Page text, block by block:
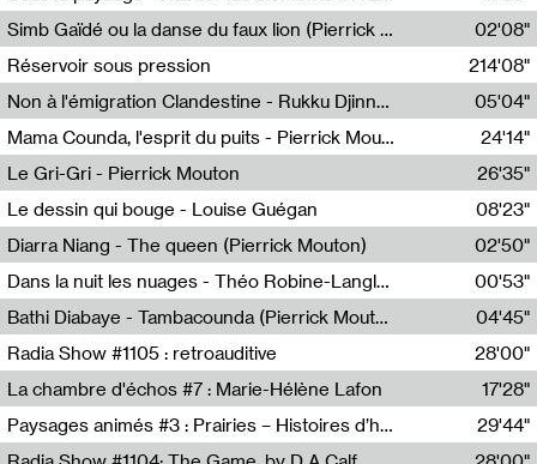
Nastassja Martin
Simb Gaïdé ou la danse du faux lion (Pierrick Mouton)
Pierrick Mouton,Simb Gaïdé
02'08"
Réservoir sous pression
214'08"
Non à l'émigration Clandestine - Rukku Djinne Squad (Eden Tinto Collins)
Eden Tinto Collins,Rukku Djinne
05'04"
Mama Counda, l'esprit du puits - Pierrick Mouton
Pierrick Mouton
24'14"
Le Gri-Gri - Pierrick Mouton
Pierrick Mouton
26'35"
Le dessin qui bouge - Louise Guégan
Louise Guégan
08'23"
Diarra Niang - The queen (Pierrick Mouton)
Pierrick Mouton,Diarra Niang
02'50"
Dans la nuit les nuages - Théo Robine-Langlois
Théo Robine-Langlois,LD Beat
00'53"
Bathi Diabaye - Tambacounda (Pierrick Mouton)
Pierrick Mouton,Bathi Diabaye
04'45"
Radia Show #1105 : retroauditive
Soundart Radio
28'00"
La chambre d'échos #7 : Marie-Hélène Lafon
Revue Les Chambres,Marie-Hélène Lafon
17'28"
Paysages animés #3 : Prairies – Histoires d’herbes et d’humains
Anne Simon
29'44"